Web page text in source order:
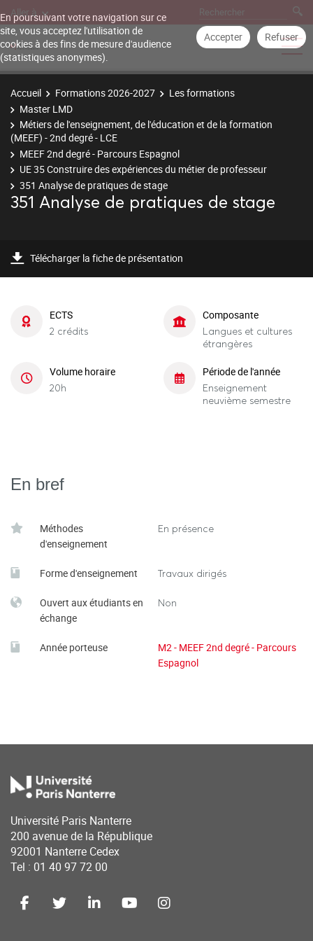
En poursuivant votre navigation sur ce
site, vous acceptez l'utilisation de
cookies à des fins de mesure d'audience
(statistiques anonymes).
Accepter Refuser
Aller à
Accueil Formations 2026-2027
Les formations
Master LMD
Métiers de l'enseignement, de l'éducation et de la formation
(MEEF) - 2nd degré - LCE
MEEF 2nd degré - Parcours Espagnol
UE 35 Construire des expériences du métier de professeur
351 Analyse de pratiques de stage
351 Analyse de pratiques de stage
Télécharger la fiche de présentation
ECTS
2 crédits
Composante
Langues et cultures
étrangères
Volume horaire
20h
Période de l'année
Enseignement
neuvième semestre
En bref
Méthodes
d'enseignement
En présence
Forme d'enseignement Travaux dirigés
Ouvert aux étudiants en
échange
Non
Année porteuse
M2 - MEEF 2nd degré - Parcours
Espagnol
Université Paris Nanterre
200 avenue de la République
92001 Nanterre Cedex
Tel : 01 40 97 72 00